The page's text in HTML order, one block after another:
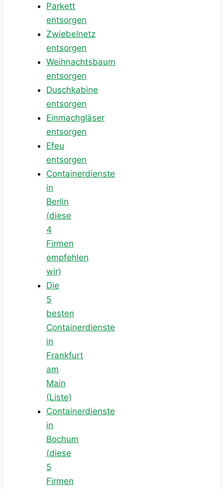
Parkett
entsorgen
Zwiebelnetz
entsorgen
Weihnachtsbaum
entsorgen
Duschkabine
entsorgen
Einmachgläser
entsorgen
Efeu
entsorgen
Containerdienste
in
Berlin
(diese
4
Firmen
empfehlen
wir)
Die
5
besten
Containerdienste
in
Frankfurt
am
Main
(Liste)
Containerdienste
in
Bochum
(diese
5
Firmen